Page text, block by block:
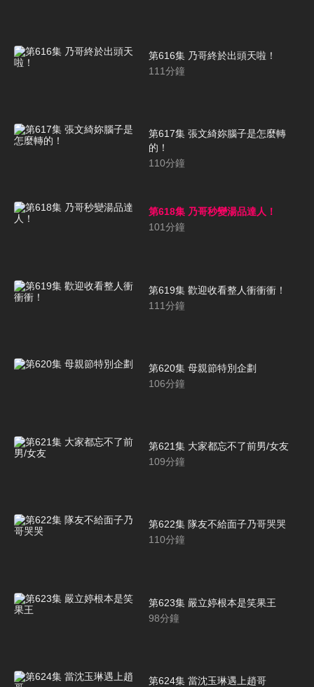
第616集 乃哥終於出頭天啦！
111分鐘
第617集 張文綺妳腦子是怎麼轉
的！
110分鐘
第618集 乃哥秒變湯品達人！
101分鐘
第619集 歡迎收看整人衝衝衝！
111分鐘
第620集 母親節特別企劃
106分鐘
第621集 大家都忘不了前男/女友
109分鐘
第622集 隊友不給面子乃哥哭哭
110分鐘
第623集 嚴立婷根本是笑果王
98分鐘
第624集 當沈玉琳遇上趙哥